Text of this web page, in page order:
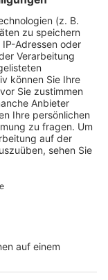
Winterdienst.
wo
zu breiter
demnach
Räumdienste
bevor
konfliktreich.
hoch, die